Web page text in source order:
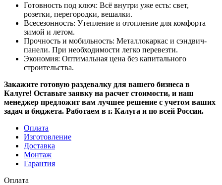
Готовность под ключ: Всё внутри уже есть: свет,
розетки, перегородки, вешалки.
Всесезонность: Утепление и отопление для комфорта
зимой и летом.
Прочность и мобильность: Металлокаркас и сэндвич-
панели. При необходимости легко перевезти.
Экономия: Оптимальная цена без капитального
строительства.
Закажите готовую раздевалку для вашего бизнеса в
Калуге! Оставьте заявку на расчет стоимости, и наш
менеджер предложит вам лучшее решение с учетом ваших
задач и бюджета. Работаем в г. Калуга и по всей России.
Оплата
Изготовление
Доставка
Монтаж
Гарантия
Оплата